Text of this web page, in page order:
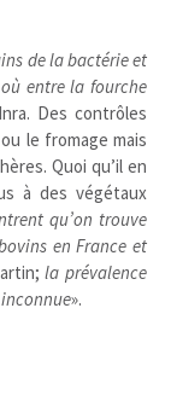
de la bactérie et
entre la fourche
Des contrôles
le fromage mais
Quoi qu’il en
à des végétaux
qu’on trouve
en France et
la prévalence
».